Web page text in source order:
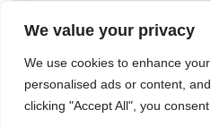
We value your privacy
We use cookies to enhance
personalised ads or content,
clicking "Accept All", you
Vissa delar av webbplatsen
annan kommersiell hänvisning.
& affiliate.